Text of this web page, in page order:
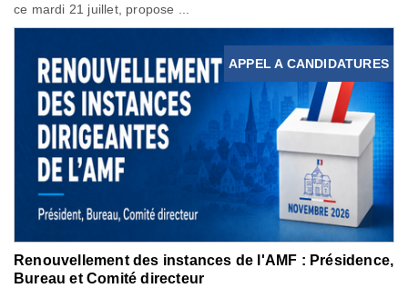
ce mardi 21 juillet, propose ...
APPEL A CANDIDATURES
Renouvellement des instances de l'AMF : Présidence,
Bureau et Comité directeur